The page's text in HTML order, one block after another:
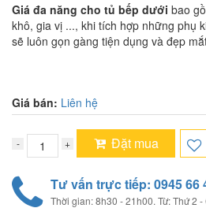
Giá đa năng cho tủ bếp dưới bao
khô, gia vị ..., khi tích hợp những phụ
sẽ luôn gọn gàng tiện dụng và đẹp
Giá bán: Liên hệ
Đặt mua
Tư vấn trực tiếp: 0945 66
Thời gian: 8h30 - 21h00. Từ: Thứ 2